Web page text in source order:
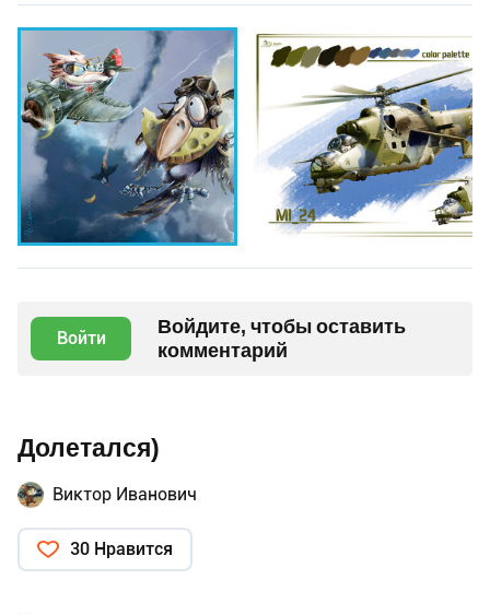
Войти
Войдите, чтобы оставить
комментарий
Долетался)
Виктор Иванович
30 Нравится